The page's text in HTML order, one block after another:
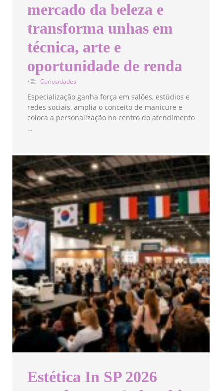
mercado da beleza e
transforma unhas em
técnica, arte e
oportunidade de renda
• Curiosidades
Especialização ganha força em salões, estúdios e
redes sociais, amplia o conceito de manicure e
coloca a personalização no centro do atendimento
…
Estética In SP 2026